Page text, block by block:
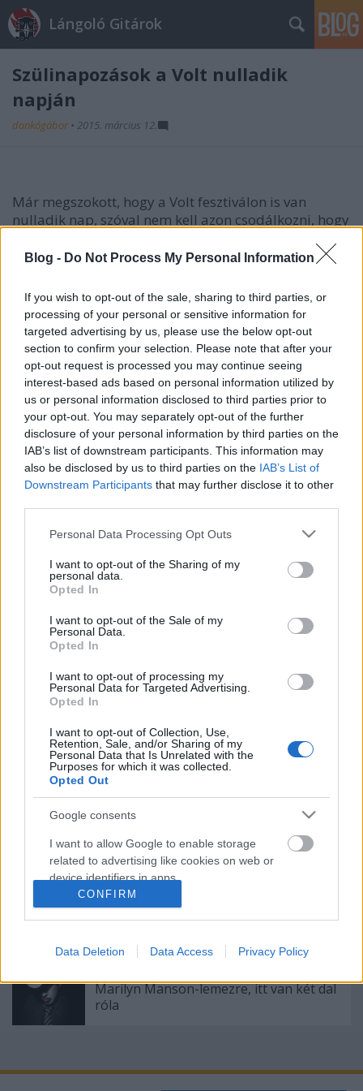
Blog - Do Not Process My Personal Information
If you wish to opt-out of the sale, sharing to third parties, or
processing of your personal or sensitive information for
targeted advertising by us, please use the below opt-out
section to confirm your selection. Please note that after your
opt-out request is processed you may continue seeing
interest-based ads based on personal information utilized by
us or personal information disclosed to third parties prior to
your opt-out. You may separately opt-out of the further
disclosure of your personal information by third parties on the
IAB’s list of downstream participants. This information may
also be disclosed by us to third parties on the IAB’s List of
Downstream Participants that may further disclose it to other
Please note that this website/app uses one or more Google
not limited to your visit or usage behaviour. You may click to
grant or deny consent to Google and its third-party tags to
use your data for below specified purposes in below Google
consent section.
Personal Data Processing Opt Outs
I want to opt-out of the Sharing of my
personal data.
Opted In
I want to opt-out of the Sale of my
Personal Data.
Opted In
I want to opt-out of processing my
Personal Data for Targeted Advertising.
Opted In
I want to opt-out of Collection, Use,
Retention, Sale, and/or Sharing of my
Personal Data that Is Unrelated with the
Purposes for which it was collected.
Opted Out
Google consents
I want to allow Google to enable storage
related to advertising like cookies on web or
device identifiers in apps.
I want to allow my user data to be sent to
I want to allow Google to send me
I want to allow Google to enable storage
related to analytics like cookies on web or
CONFIRM
Data Deletion Data Access Privacy Policy
Lángoló Gitárok
Szülinapozások a Volt nulladik
napján
dankógábor • 2015. március 12.
Már megszokott, hogy a Volt fesztiválon is van
nulladik nap, szóval nem kell azon csodálkozni, hogy
majd június 30-án Sopronban. A Ganxsta Zolee és a
a tizedik, az Intim Torna Illegal pedig az ötödik
születésnapját ünnepli meg a Lővér Kempingben is.
És ugyan huszadik évfordulót ünnepel, de egyben
bizonytalan időre búcsúzik is a közönségtől a HS7.
Rajtuk kívül az Animal Cannibal is ott lesz ezen a
napon Sopronban, de ők tavaly voltak 20 évesek,
szóval ők nem évfordulóznak.(A fotótNagy Márton
készítette.)
Címkék:fesztivál hír volt
Ajánlott bejegyzések:
Kanye West nem ad ki több lemezt, amíg
Dave Grohl dalt írt egy tízéves dobos
kislányról
Jön az új Bruce Springsteen-lemez, itt egy
Visszavette a bakelit a vezető helyét a
fizikai eladásokban
Marilyn Manson-lemezre, itt van két dal
róla